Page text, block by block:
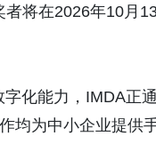
将在2026年10月
化能力，IMDA正
均为中小企业提供